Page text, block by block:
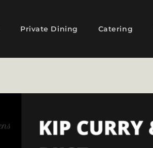
Private Dining Catering